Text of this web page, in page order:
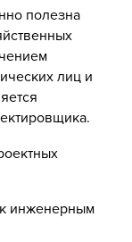
полезна
лиц и
инженерным